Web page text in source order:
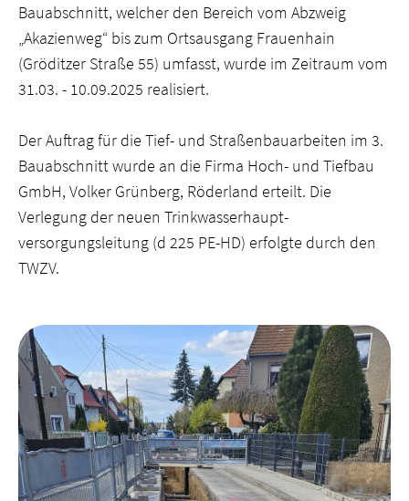
Bauabschnitt, welcher den Bereich vom Abzweig
„Akazienweg“ bis zum Ortsausgang Frauenhain
(Gröditzer Straße 55) umfasst, wurde im Zeitraum vom
31.03. - 10.09.2025 realisiert.
Der Auftrag für die Tief- und Straßenbauarbeiten im 3.
Bauabschnitt wurde an die Firma Hoch- und Tiefbau
GmbH, Volker Grünberg, Röderland erteilt. Die
Verlegung der neuen Trinkwasserhaupt-
versorgungsleitung (d 225 PE-HD) erfolgte durch den
TWZV.